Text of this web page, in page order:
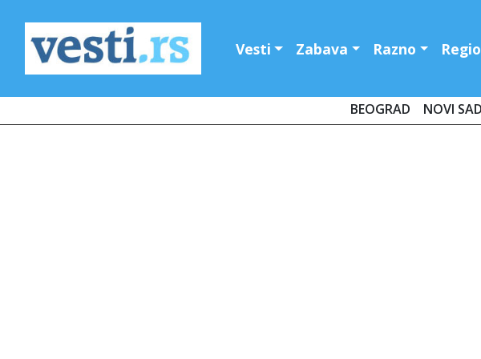
Vesti Zabava Razno
BEOGRAD NOVI SAD